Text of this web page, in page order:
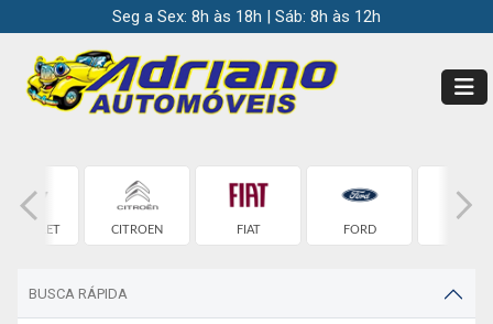
Seg a Sex: 8h às 18h | Sáb: 8h às 12h
CITROEN FIAT FORD
BUSCA RÁPIDA